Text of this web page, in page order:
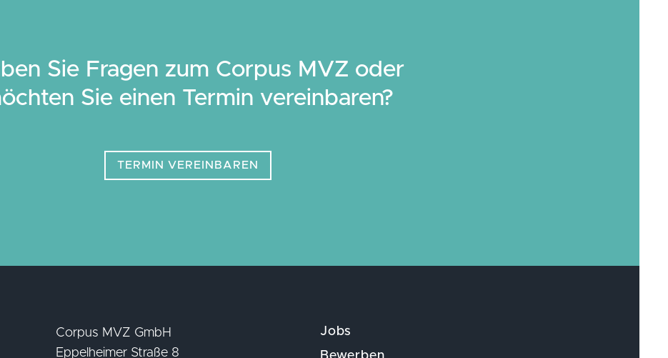
Sie Fragen zum Corpus MVZ oder
Sie einen Termin vereinbaren?
TERMIN VEREINBAREN
Corpus MVZ GmbH
Eppelheimer Straße 8
Jobs